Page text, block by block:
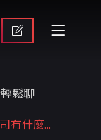
鬆聊
有什麼...